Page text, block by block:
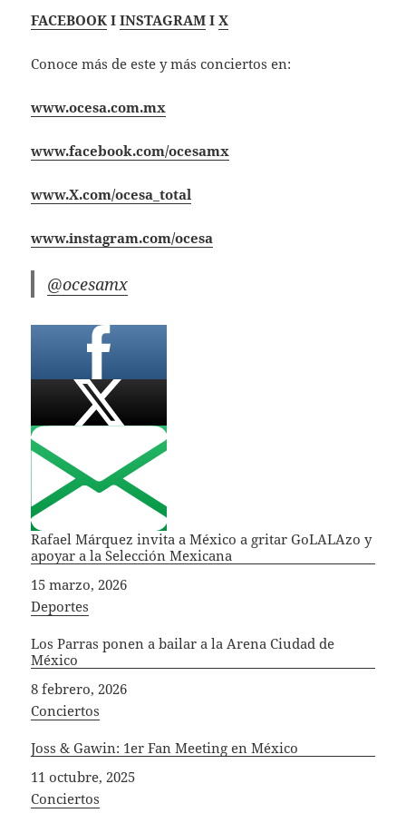
FACEBOOK IINSTAGRAM IX
Conoce más de este y más conciertos en:
www.ocesa.com.mx
www.facebook.com/ocesamx
www.X.com/ocesa_total
www.instagram.com/ocesa
@ocesamx
Rafael Márquez invita a México a gritar GoLALAzo y
apoyar a la Selección Mexicana
Fecha
15 marzo, 2026
In relation to
Deportes
Los Parras ponen a bailar a la Arena Ciudad de
México
Fecha
8 febrero, 2026
In relation to
Conciertos
Joss & Gawin: 1er Fan Meeting en México
Fecha
11 octubre, 2025
In relation to
Conciertos